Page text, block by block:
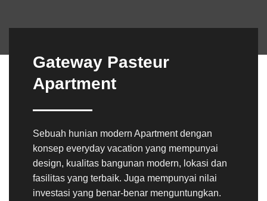
Gateway Pasteur
Apartment
Sebuah hunian modern Apartment dengan
konsep everyday vacation yang mempunyai
design, kualitas bangunan modern, lokasi dan
fasilitas yang terbaik. Juga mempunyai nilai
investasi yang benar-benar menguntungkan.